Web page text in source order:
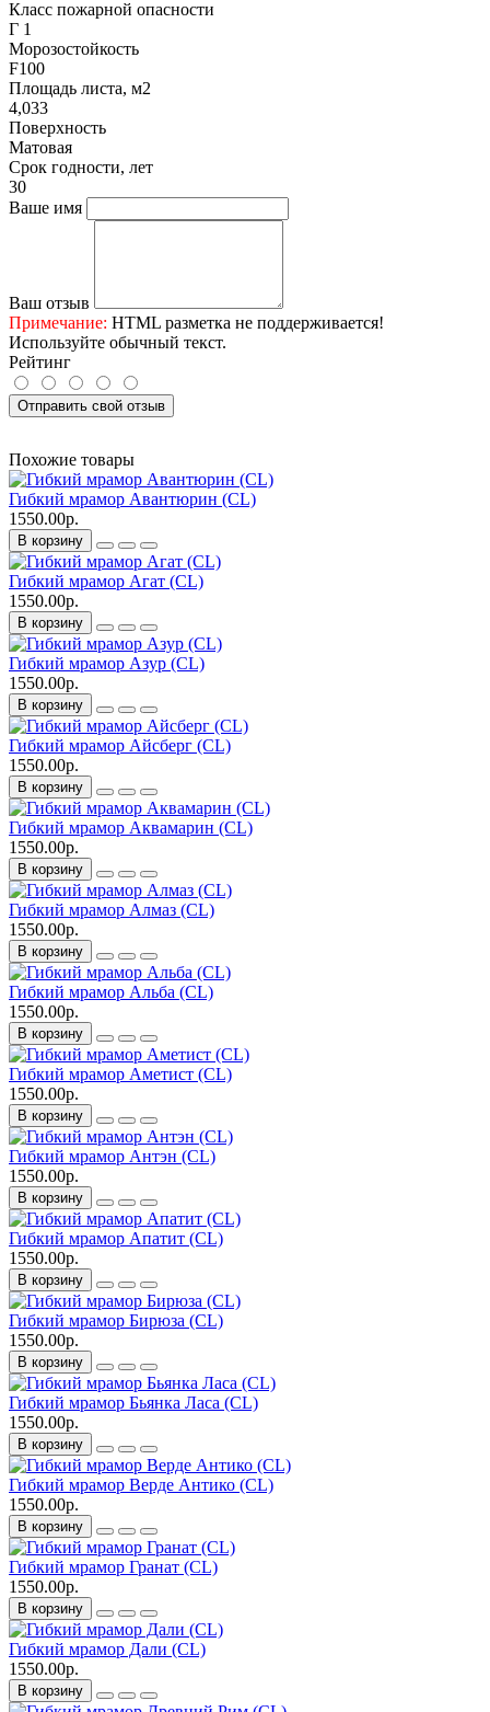
Класс пожарной опасности
Г 1
Морозостойкость
F100
Площадь листа, м2
4,033
Поверхность
Матовая
Срок годности, лет
30
Ваше имя
Ваш отзыв
Примечание: HTML разметка не поддерживается!
Используйте обычный текст.
Рейтинг
Отправить свой отзыв
Похожие товары
Гибкий мрамор Авантюрин (CL)
1550.00р.
В корзину
Гибкий мрамор Агат (CL)
1550.00р.
В корзину
Гибкий мрамор Азур (CL)
1550.00р.
В корзину
Гибкий мрамор Айсберг (CL)
1550.00р.
В корзину
Гибкий мрамор Аквамарин (CL)
1550.00р.
В корзину
Гибкий мрамор Алмаз (CL)
1550.00р.
В корзину
Гибкий мрамор Альба (CL)
1550.00р.
В корзину
Гибкий мрамор Аметист (CL)
1550.00р.
В корзину
Гибкий мрамор Антэн (CL)
1550.00р.
В корзину
Гибкий мрамор Апатит (CL)
1550.00р.
В корзину
Гибкий мрамор Бирюза (CL)
1550.00р.
В корзину
Гибкий мрамор Бьянка Ласа (CL)
1550.00р.
В корзину
Гибкий мрамор Верде Антико (CL)
1550.00р.
В корзину
Гибкий мрамор Гранат (CL)
1550.00р.
В корзину
Гибкий мрамор Дали (CL)
1550.00р.
В корзину